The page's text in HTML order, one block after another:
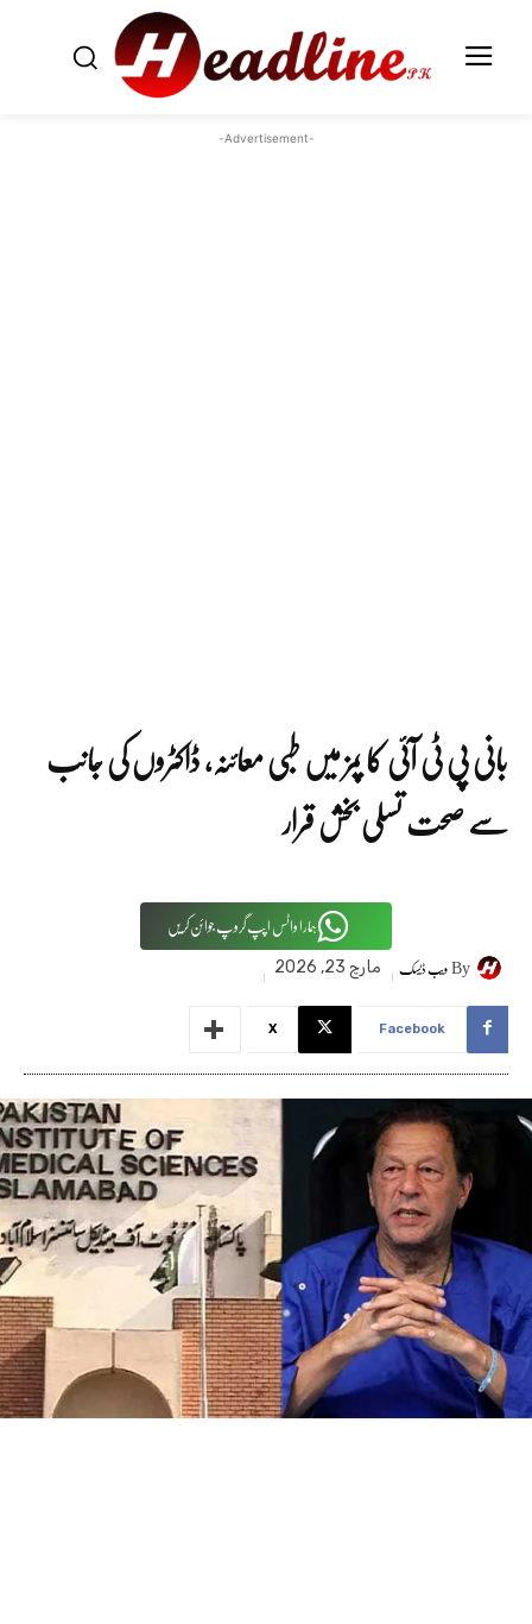
-Advertisement-
بانی پی ٹی آئی کا پمز میں طبی معائنہ، ڈاکٹروں کی جانب
سے صحت تسلی بخش قرار
ہمارا واٹس اپپ گروپ جوائن کریں
Byویب ڈیسک مارچ 23, 2026
Facebook
X